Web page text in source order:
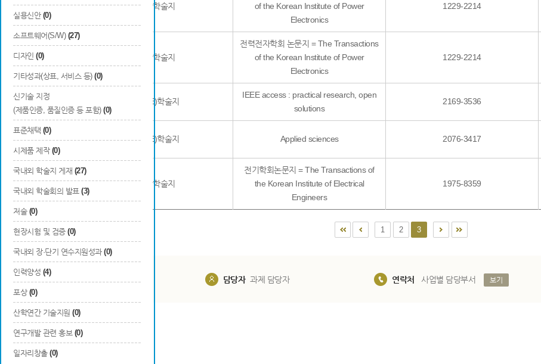
실용신안 (0)
소프트웨어(S/W) (27)
디자인 (0)
기타성과(상표, 서비스 등) (0)
신기술 지정
(제품인증, 품질인증 등 포함) (0)
표준채택 (0)
시제품 제작 (0)
국내외 학술지 게재 (27)
국내외 학술회의 발표 (3)
저술 (0)
현장시험 및 검증 (0)
국내외 장·단기 연수지원성과 (0)
인력양성 (4)
포상 (0)
산학연간 기술지원 (0)
연구개발 관련 홍보 (0)
일자리창출 (0)
23 국내 일반학술지
of the Korean Institute of Power
Electronics
1229-2214
24 일반학술지
전력전자학회 논문지 = The Transactions
of the Korean Institute of Power
Electronics
1229-2214
25 SCI(E)학술지
IEEE access : practical research, open
solutions
2169-3536
26 국외 SCI(E)학술지 Applied sciences 2076-3417
27 국내 일반학술지
전기학회논문지 = The Transactions of
the Korean Institute of Electrical
Engineers
1975-8359
1 2 3
담당부서 해당 사업실 담당자 과제 담당자 연락처 사업별 담당부서 보기